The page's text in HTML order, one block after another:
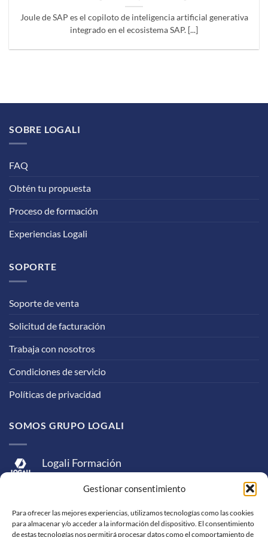
Gestionar consentimiento
Para ofrecer las mejores experiencias, utilizamos tecnologías como las cookies
para almacenar y/o acceder a la información del dispositivo. El consentimiento
de estas tecnologías nos permitirá procesar datos como el comportamiento de
Joule de SAP es el copiloto de inteligencia artificial generativa
integrado en el ecosistema SAP. [...]
SOBRE LOGALI
FAQ
Obtén tu propuesta
Proceso de formación
Experiencias Logali
SOPORTE
Soporte de venta
Solicitud de facturación
Trabaja con nosotros
Condiciones de servicio
Políticas de privacidad
SOMOS GRUPO LOGALI
Logali Formación
Logali Consultoría
Logali Ingeniería